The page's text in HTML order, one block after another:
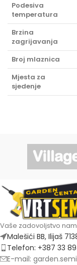
Podesiva
temperatura
Brzina
zagrijavanja
Broj mlaznica
Mjesta za
sjedenje
Vaše zadovoljstvo
Malešići BB, Ilijaš
Telefon: +387 33
E-mail: